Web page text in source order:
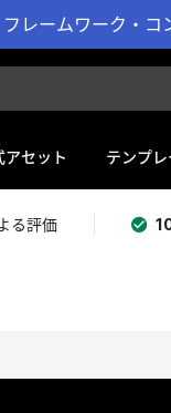
レームワーク・
セット テンプレ
る評価